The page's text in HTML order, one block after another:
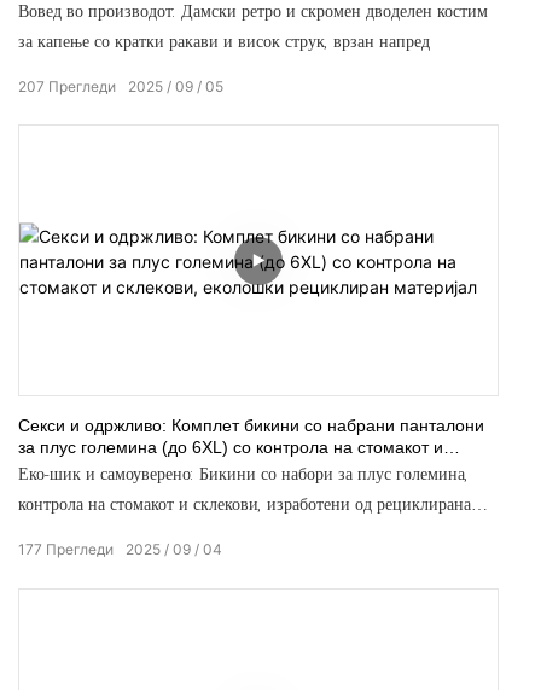
Вовед во производот: Дамски ретро и скромен дводелен костим
за капење со кратки ракави и висок струк, врзан напред
2025 09 05
207 Прегледи
Секси и одржливо: Комплет бикини со набрани панталони
за плус големина (до 6XL) со контрола на стомакот и
склекови, еколошки рециклиран материјал
Еко-шик и самоуверено: Бикини со набори за плус големина,
контрола на стомакот и склекови, изработени од рециклирана
2025 09 04
177 Прегледи